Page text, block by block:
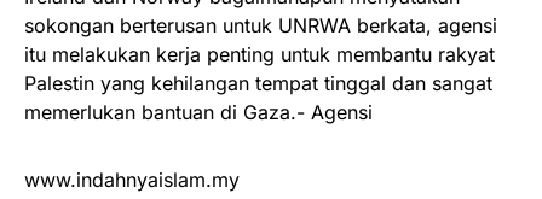
sokongan berterusan untuk UNRWA berkata, agensi
itu melakukan kerja penting untuk membantu rakyat
Palestin yang kehilangan tempat tinggal dan sangat
memerlukan bantuan di Gaza.- Agensi
www.indahnyaislam.my